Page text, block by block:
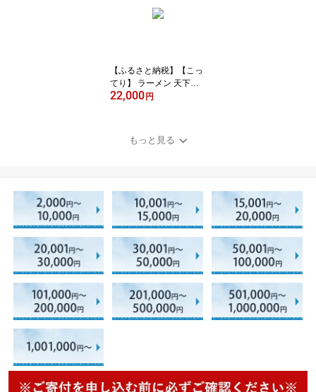
下着 レディース 肌着 お
しゃれ お取り寄せ 通販
【ふるさと納税】【こっ
てり】 ラーメン 天下一
品 家麺 6食 セット ＜チ
都市 京都府 小分け お取
り寄せ 有名店 ご当地 ギ
22,000円
もっと見る